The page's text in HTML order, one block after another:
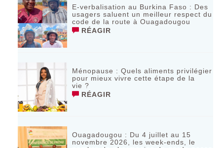
E-verbalisation au Burkina Faso : Des
usagers saluent un meilleur respect du
code de la route à Ouagadougou
RÉAGIR
Ménopause : Quels aliments privilégier
pour mieux vivre cette étape de la
vie ?
RÉAGIR
Ouagadougou : Du 4 juillet au 15
novembre 2026, les week-ends, le